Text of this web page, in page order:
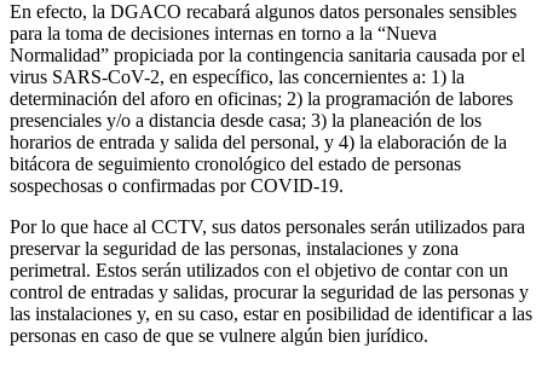
En efecto, la DGACO recabará algunos datos personales sensibles
para la toma de decisiones internas en torno a la “Nueva
Normalidad” propiciada por la contingencia sanitaria causada por el
virus SARS-CoV-2, en específico, las concernientes a: 1) la
determinación del aforo en oficinas; 2) la programación de labores
presenciales y/o a distancia desde casa; 3) la planeación de los
horarios de entrada y salida del personal, y 4) la elaboración de la
bitácora de seguimiento cronológico del estado de personas
sospechosas o confirmadas por COVID-19.
Por lo que hace al CCTV, sus datos personales serán utilizados para
preservar la seguridad de las personas, instalaciones y zona
perimetral. Estos serán utilizados con el objetivo de contar con un
control de entradas y salidas, procurar la seguridad de las personas y
las instalaciones y, en su caso, estar en posibilidad de identificar a las
personas en caso de que se vulnere algún bien jurídico.